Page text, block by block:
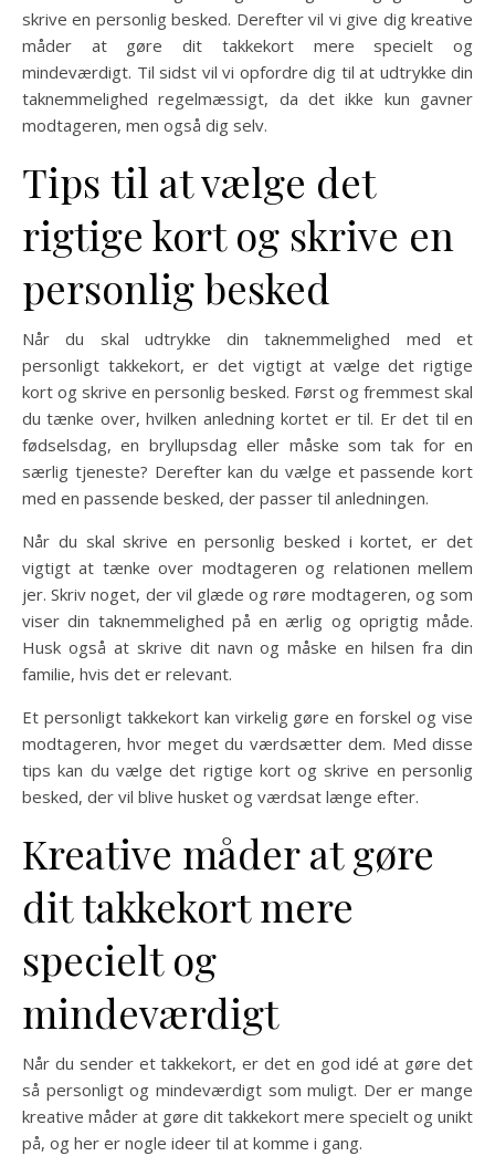
skrive en personlig besked. Derefter vil vi give dig kreative
måder at gøre dit takkekort mere specielt og
mindeværdigt. Til sidst vil vi opfordre dig til at udtrykke din
taknemmelighed regelmæssigt, da det ikke kun gavner
modtageren, men også dig selv.
Tips til at vælge det
rigtige kort og skrive en
personlig besked
Når du skal udtrykke din taknemmelighed med et
personligt takkekort, er det vigtigt at vælge det rigtige
kort og skrive en personlig besked. Først og fremmest skal
du tænke over, hvilken anledning kortet er til. Er det til en
fødselsdag, en bryllupsdag eller måske som tak for en
særlig tjeneste? Derefter kan du vælge et passende kort
med en passende besked, der passer til anledningen.
Når du skal skrive en personlig besked i kortet, er det
vigtigt at tænke over modtageren og relationen mellem
jer. Skriv noget, der vil glæde og røre modtageren, og som
viser din taknemmelighed på en ærlig og oprigtig måde.
Husk også at skrive dit navn og måske en hilsen fra din
familie, hvis det er relevant.
Et personligt takkekort kan virkelig gøre en forskel og vise
modtageren, hvor meget du værdsætter dem. Med disse
tips kan du vælge det rigtige kort og skrive en personlig
besked, der vil blive husket og værdsat længe efter.
Kreative måder at gøre
dit takkekort mere
specielt og
mindeværdigt
Når du sender et takkekort, er det en god idé at gøre det
så personligt og mindeværdigt som muligt. Der er mange
kreative måder at gøre dit takkekort mere specielt og unikt
på, og her er nogle ideer til at komme i gang.